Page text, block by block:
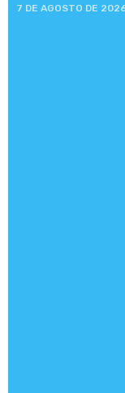
7 DE AGOSTO DE